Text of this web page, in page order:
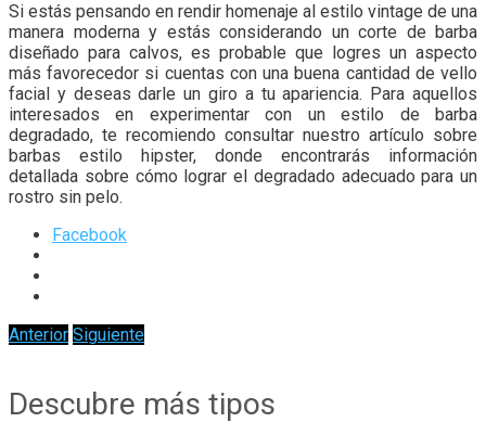
Si estás pensando en rendir homenaje al estilo vintage de una
manera moderna y estás considerando un corte de barba
diseñado para calvos, es probable que logres un aspecto
más favorecedor si cuentas con una buena cantidad de vello
facial y deseas darle un giro a tu apariencia. Para aquellos
interesados en experimentar con un estilo de barba
degradado, te recomiendo consultar nuestro artículo sobre
barbas estilo hipster, donde encontrarás información
detallada sobre cómo lograr el degradado adecuado para un
rostro sin pelo.
Facebook
Anterior Siguiente
Descubre más tipos